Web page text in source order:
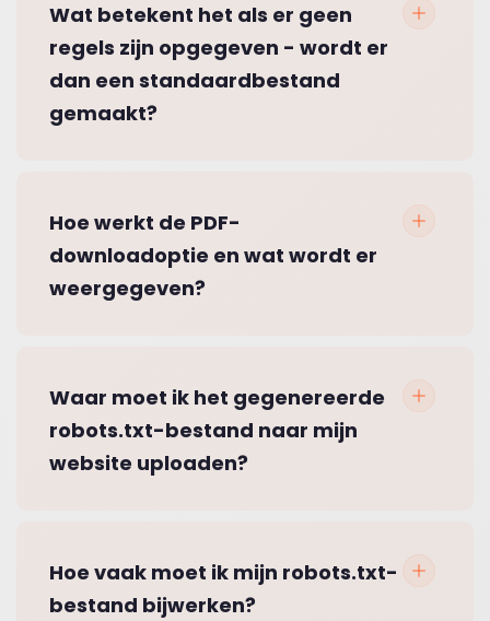
Wat betekent het als er geen
regels zijn opgegeven - wordt er
dan een standaardbestand
gemaakt?
Hoe werkt de PDF-
downloadoptie en wat wordt er
weergegeven?
Waar moet ik het gegenereerde
robots.txt-bestand naar mijn
website uploaden?
Hoe vaak moet ik mijn robots.txt-
bestand bijwerken?